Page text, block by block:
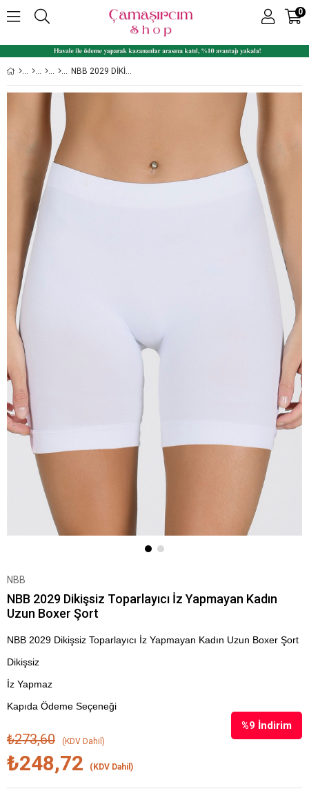
0
NBB 2029 DIKIŞSIZ TOPARLAYICI İZ YAPMAYAN KADIN UZUN BOXER ŞORT
NBB
NBB 2029 Dikişsiz Toparlayıcı İz Yapmayan Kadın
Uzun Boxer Şort
NBB 2029 Dikişsiz Toparlayıcı İz Yapmayan Kadın Uzun Boxer Şort
Dikişsiz
İz Yapmaz
Kapıda Ödeme Seçeneği
%9 İndirim
₺273,60 (KDV Dahil)
₺248,72 (KDV Dahil)